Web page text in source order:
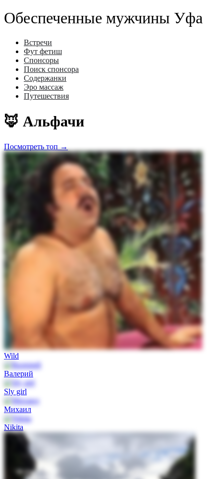
Обеспеченные мужчины Уфа
Встречи
Фут фетиш
Спонсоры
Поиск спонсора
Содержанки
Эро массаж
Путешествия
🦊 Альфачи
Посмотреть топ →
Wild
Валерий
Sly girl
Михаил
Nikita